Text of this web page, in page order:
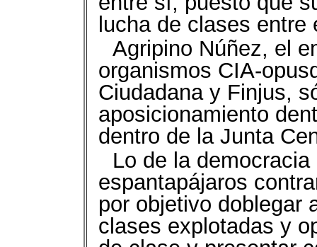
lucha de clases
Agripino Núñez, el
organismos CIA-
Ciudadana y Finjus,
aposicionamiento
dentro de la Junta
Lo de la
espantapájaros
por objetivo doblegar
clases explotadas y